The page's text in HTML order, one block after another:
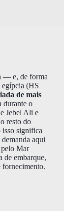
— e, de forma
egípcia (HS
de mais
durante o
Jebel Ali e
resto do
significa
aqui
pelo Mar
de embarque,
fornecimento.